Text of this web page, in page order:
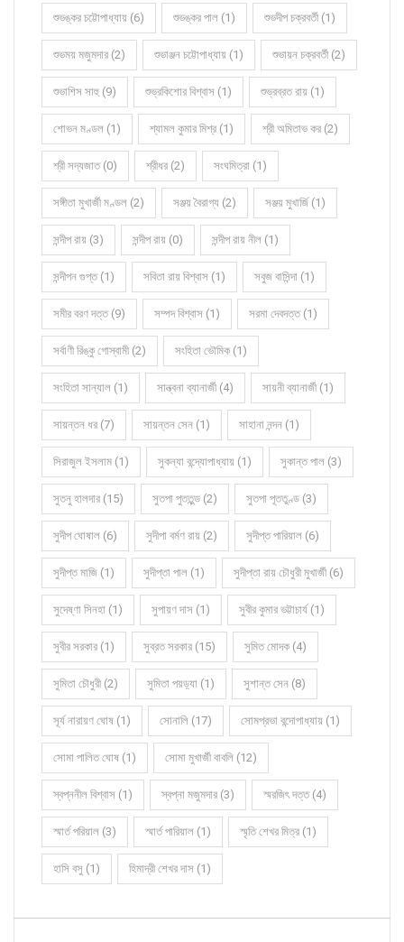
শুভঙ্কর চট্টোপাধ্যায় (6) শুভঙ্কর পাল (1) শুভদীপ চক্রবর্তী (1)
শুভময় মজুমদার (2) শুভাঞ্জন চট্টোপাধ্যায় (1) শুভায়ন চক্রবর্তী (2)
শুভাশিস সাহু (9) শুভ্রকিশোর বিশ্বাস (1) শুভ্রব্রত রায় (1)
শোভন মণ্ডল (1) শ্যামল কুমার মিশ্র (1) শ্রী অমিতাভ কর (2)
শ্রী সদ্যজাত (0) শ্রীধর (2) সংঘমিত্রা (1)
সঙ্গীতা মুখার্জী মণ্ডল (2) সঞ্জয় বৈরাগ্য (2) সঞ্জয় মুখার্জি (1)
সন্দীপ রায় (3) সন্দীপ রায় (0) সন্দীপ রায় নীল (1)
সন্দীপন গুপ্ত (1) সবিতা রায় বিশ্বাস (1) সবুজ বাসিন্দা (1)
সমীর বরণ দত্ত (9) সম্পদ বিশ্বাস (1) সরমা দেবদত্ত (1)
সর্বাণী রিঙ্কু গোস্বামী (2) সংহিতা ভৌমিক (1)
সংহিতা সান্যাল (1) সান্ত্বনা ব্যানার্জী (4) সায়নী ব্যানার্জী (1)
সায়ন্তন ধর (7) সায়ন্তন সেন (1) সাহানা নন্দন (1)
সিরাজুল ইসলাম (1) সুকন্যা বন্দ্যোপাধ্যায় (1) সুকান্ত পাল (3)
সুতনু হালদার (15) সুতপা পুততুন্ড (2) সুতপা পূততুণ্ড (3)
সুদীপ ঘোষাল (6) সুদীপা বর্মণ রায় (2) সুদীপ্ত পারিয়াল (6)
সুদীপ্ত মাজি (1) সুদীপ্তা পাল (1) সুদীপ্তা রায় চৌধুরী মুখার্জী (6)
সুদেষ্ণা সিনহা (1) সুপায়ণ দাস (1) সুবীর কুমার ভট্টাচার্য (1)
সুবীর সরকার (1) সুব্রত সরকার (15) সুমিত মোদক (4)
সুমিতা চৌধুরী (2) সুমিতা পয়ড়্যা (1) সুশান্ত সেন (8)
সূর্য নারায়ণ ঘোষ (1) সোনালি (17) সোমপ্রভা বন্দোপাধ্যায় (1)
সোমা পালিত ঘোষ (1) সোমা মুখার্জী বাবলি (12)
স্বপ্ননীল বিশ্বাস (1) স্বপ্না মজুমদার (3) স্মরজিৎ দত্ত (4)
স্মার্ত পরিয়াল (3) স্মার্ত পারিয়াল (1) স্মৃতি শেখর মিত্র (1)
হাসি বসু (1) হিমাদ্রী শেখর দাস (1)